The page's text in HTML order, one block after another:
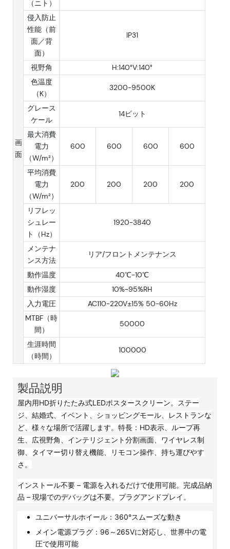
画
面
（ニト）
侵入防止
性能（前
面／背
面）
IP31
視野角
H:140°V:140°
色温度
（K）
3200-9500K
グレース
ケール
14ビット
最大消費
電力
（W/m²）
600 600 600 600
平均消費
電力
（W/m²）
200 200 200 200
リフレッ
シュレー
ト（Hz）
1920-3840
メンテナ
ンス方法
リア/フロントメンテナンス
動作温度
40℃-10℃
動作湿度
10%-95%RH
入力電圧
AC110-220V±15% 50-60Hz
MTBF（時
間）
50000
生涯時間
（時間）
100000
製品説明
屋内用HD折りたたみ式LEDポスタースクリーン。ステー
ジ、結婚式、イベント、ショッピングモール、レストランな
ど、様々な場所で活躍します。特長：HD表示、ループ再
生、広視野角、インテリジェント分割画面、ワイヤレス制
御、タイマー切り替え機能、リモコン操作、持ち運びやす
さ。
インストール不要 – 電源を入れるだけで使用可能。完成品納
品 – 現場でのデバッグは不要。プラグアンドプレイ。
ユニバーサルホイール：360°スムーズな動き
メイン電源プラグ：96～265Vに対応し、世界中の電
圧で使用可能